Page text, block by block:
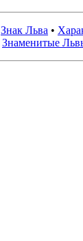
Знак Льва •
Знаменитые